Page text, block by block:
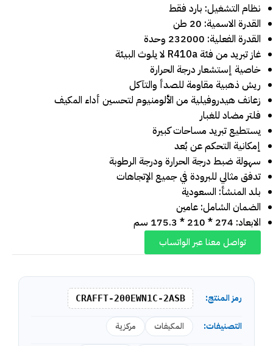
نظام التشغيل: بارد فقط
القدرة الاسمية: 20 طن
القدرة الفعلية: 232000 وحدة
غاز تبريد من فئة R410a لا يلوث البيئة
خاصية إستشعار درجة الحرارة
ريش ذهبية مقاومة للصدأ والتآكل
زعانف هيدروفيلية من الألومنيوم لتحسين أداء المكيف
فلتر مضاد للغبار
يستطيع تبريد مساحات كبيرة
إمكانية التحكم عن بُعد
سهولة ضبط درجة الحرارة ودرجة الرطوبة
تدفق مثالي للبرودة في جميع الإتجاهات
بلد المنشأ: السعودية
الضمان الشامل: عامين
الابعاد: 274 * 210 * 175.3 سم
تواصل معنا عبر الواتساب
رمز المنتج: CRAFFT-200EWN1C-2ASB
التصنيفات: المكيفات مركزية